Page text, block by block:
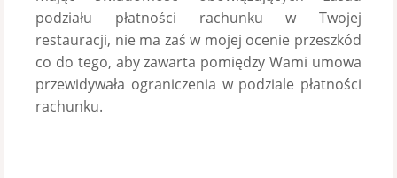
podziału płatności rachunku w Twojej
restauracji, nie ma zaś w mojej ocenie przeszkód
co do tego, aby zawarta pomiędzy Wami umowa
przewidywała ograniczenia w podziale płatności
rachunku.